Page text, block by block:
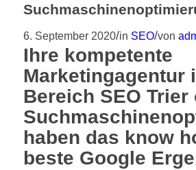
6. September 2020/in SEO/von
Ihre kompetente
Marketingagentur
Bereich SEO Trier
haben das know
beste Google